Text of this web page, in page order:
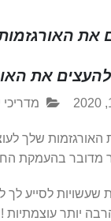
את
את
האורגזמות שלך
מדובר בהעמקת
שעשויות לסייע לך
יותר עוצמתיות !